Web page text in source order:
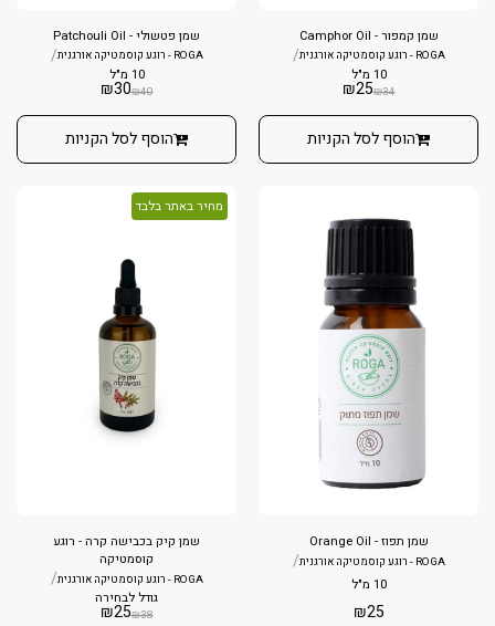
שמן קמפור - Camphor Oil
ROGA - רוגע קוסמטיקה אורגנית /
10 מ"ל
₪34
₪25
הוסף לסל הקניות
שמן פטשולי - Patchouli Oil
ROGA - רוגע קוסמטיקה אורגנית /
10 מ"ל
₪40
₪30
הוסף לסל הקניות
שמן תפוז - Orange Oil
ROGA - רוגע קוסמטיקה אורגנית /
10 מ"ל
₪25
מחיר באתר בלבד
שמן קיק בכבישה קרה - רוגע
קוסמטיקה
ROGA - רוגע קוסמטיקה אורגנית /
גודל לבחירה
₪38
₪25